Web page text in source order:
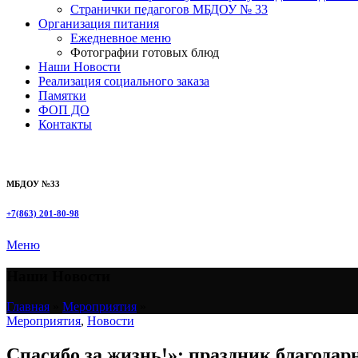
Странички педагогов МБДОУ № 33
Организация питания
Ежедневное меню
Фотографии готовых блюд
Наши Новости
Реализация социального заказа
Памятки
ФОП ДО
Контакты
МБДОУ №33
+7(863) 201-80-98
Меню
Главная Мероприятия
Мероприятия, Новости